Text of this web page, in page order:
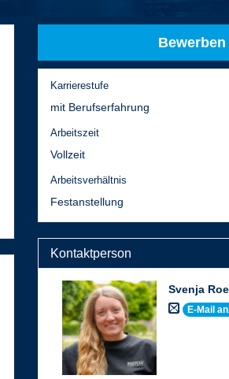
Bewerben
Karrierestufe
mit Berufserfahrung
Arbeitszeit
Vollzeit
Arbeitsverhältnis
Festanstellung
Kontaktperson
Svenja
E-Mail